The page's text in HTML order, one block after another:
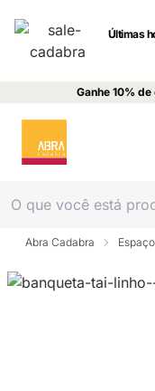
Últimas
Ganhe 10%
Abra Cadabra